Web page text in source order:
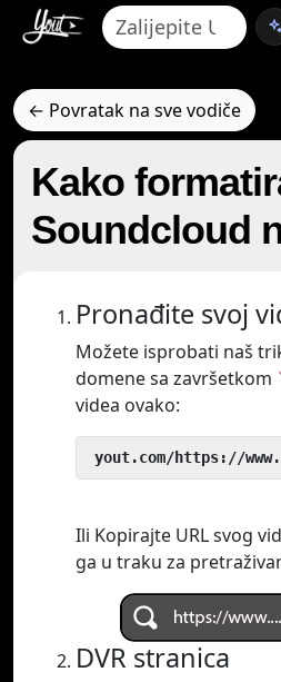
← Povratak na sve vodiče
Kako
Soundcloud
Pronađite svoj
Možete isprobati naš
domene sa završetkom
videa ovako:
yout.com/https://
Ili Kopirajte URL svog
ga u traku za
DVR stranica